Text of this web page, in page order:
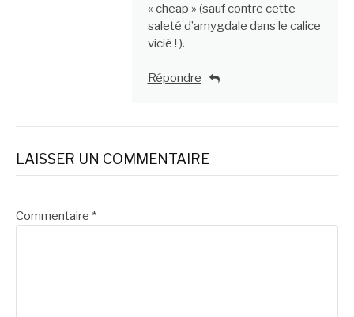
« cheap » (sauf contre cette
saleté d’amygdale dans le calice
vicié ! ).
Répondre
LAISSER UN COMMENTAIRE
Commentaire *